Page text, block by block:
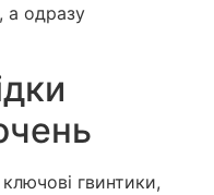
а одразу
гвинтики,